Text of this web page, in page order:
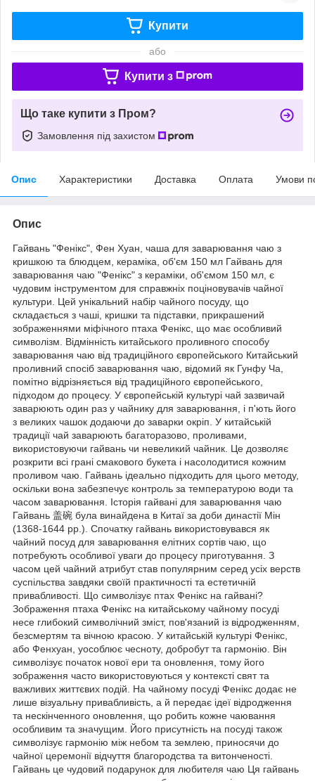
Купити
або
Купити з
Що таке купити з Пром?
Замовлення під захистом
Опис Характеристики Доставка Оплата Умови
Опис
Гайвань "Фенікс", Фен Хуан, чаша для заварювання чаю з
кришкою та блюдцем, кераміка, об'єм 150 мл Гайвань для
заварювання чаю "Фенікс" з кераміки, об'ємом 150 мл, є
чудовим інструментом для справжніх поціновувачів чайної
культури. Цей унікальний набір чайного посуду, що
складається з чаші, кришки та підставки, прикрашений
зображеннями міфічного птаха Фенікс, що має особливий
символізм. Відмінність китайського проливного способу
заварювання чаю від традиційного європейського Китайський
проливний спосіб заварювання чаю, відомий як Гунфу Ча,
помітно відрізняється від традиційного європейського,
підходом до процесу. У європейській культурі чай зазвичай
заварюють один раз у чайнику для заварювання, і п'ють його
з великих чашок додаючи до заварки окріп. У китайській
традиції чай заварюють багаторазово, проливами,
використовуючи гайвань чи невеликий чайник. Це дозволяє
розкрити всі грані смакового букета і насолодитися кожним
проливом чаю. Гайвань ідеально підходить для цього методу,
оскільки вона забезпечує контроль за температурою води та
часом заварювання. Історія гайвані для заварювання чаю
Гайвань 盖碗 була винайдена в Китаї за доби династії Мін
(1368-1644 рр.). Спочатку гайвань використовувався як
чайний посуд для заварювання елітних сортів чаю, що
потребують особливої уваги до процесу приготування. З
часом цей чайний атрибут став популярним серед усіх верств
суспільства завдяки своїй практичності та естетичній
привабливості. Що символізує птах Фенікс на гайвані?
Зображення птаха Фенікс на китайському чайному посуді
несе глибокий символічний зміст, пов'язаний із відродженням,
безсмертям та вічною красою. У китайській культурі Фенікс,
або Фенхуан, уособлює чесноту, добробут та гармонію. Він
символізує початок нової ери та оновлення, тому його
зображення часто використовуються у контексті свят та
важливих життєвих подій. На чайному посуді Фенікс додає не
лише візуальну привабливість, а й передає ідеї відродження
та нескінченного оновлення, що робить кожне чаювання
особливим та значущим. Його присутність на посуді також
символізує гармонію між небом та землею, приносячи до
чайної церемонії відчуття благородства та витонченості.
Гайвань це чудовий подарунок для любителя чаю Ця гайвань